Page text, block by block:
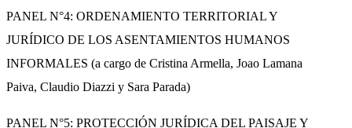
PANEL N°4: ORDENAMIENTO TERRITORIAL Y
JURÍDICO DE LOS ASENTAMIENTOS HUMANOS
INFORMALES (a cargo de Cristina Armella, Joao Lamana
Paiva, Claudio Diazzi y Sara Parada)
PANEL N°5: PROTECCIÓN JURÍDICA DEL PAISAJE Y